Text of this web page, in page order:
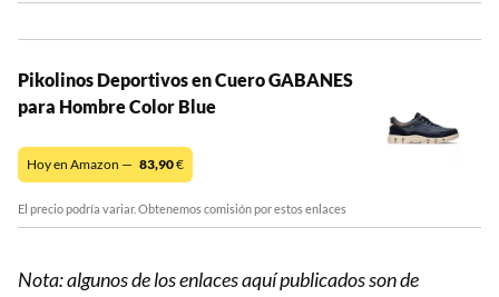
Pikolinos Deportivos en Cuero GABANES
para Hombre Color Blue
Hoy en Amazon — 83,90€
El precio podría variar. Obtenemos comisión por estos enlaces
Nota: algunos de los enlaces aquí publicados son de